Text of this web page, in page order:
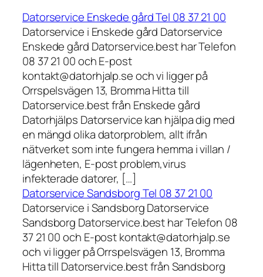
Datorservice Enskede gård Tel 08 37 21 00
Datorservice i Enskede gård Datorservice
Enskede gård Datorservice.best har Telefon
08 37 21 00 och E-post
kontakt@datorhjalp.se och vi ligger på
Orrspelsvägen 13, Bromma Hitta till
Datorservice.best från Enskede gård
Datorhjälps Datorservice kan hjälpa dig med
en mängd olika datorproblem, allt ifrån
nätverket som inte fungera hemma i villan /
lägenheten, E-post problem,virus
infekterade datorer, […]
Datorservice Sandsborg Tel 08 37 21 00
Datorservice i Sandsborg Datorservice
Sandsborg Datorservice.best har Telefon 08
37 21 00 och E-post kontakt@datorhjalp.se
och vi ligger på Orrspelsvägen 13, Bromma
Hitta till Datorservice.best från Sandsborg